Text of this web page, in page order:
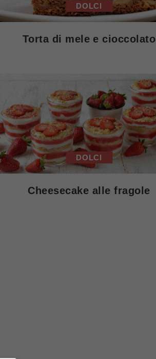
DOLCI
Torta di mele e cioccolato
DOLCI
Cheesecake alle fragole